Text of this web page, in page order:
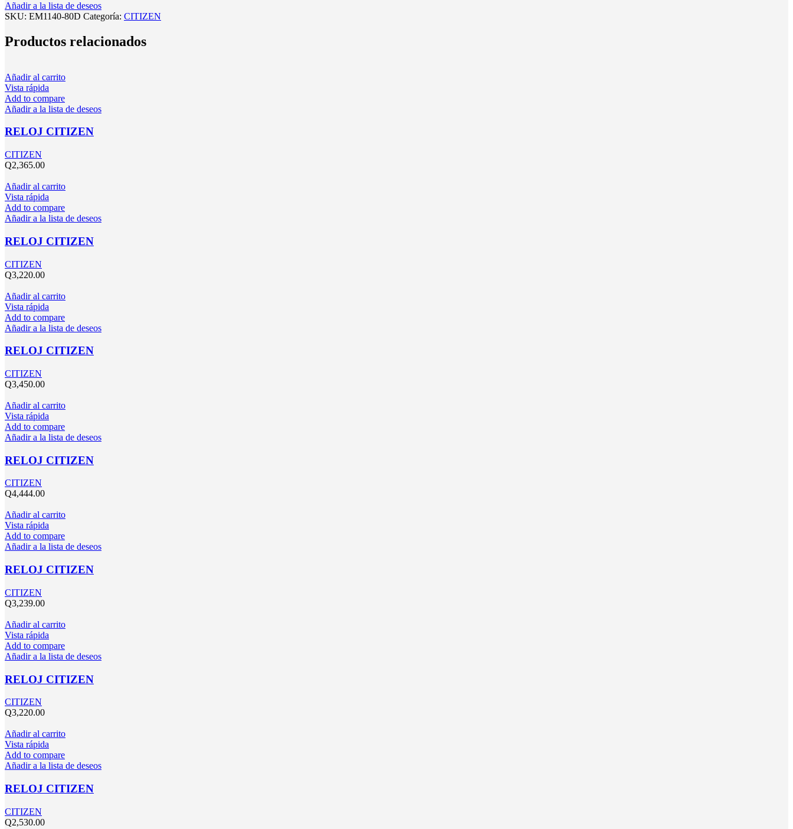
Añadir a la lista de deseos
SKU: EM1140-80D Categoría: CITIZEN
Productos relacionados
Añadir al carrito
Vista rápida
Add to compare
Añadir a la lista de deseos
RELOJ CITIZEN
CITIZEN
Q2,365.00
Añadir al carrito
Vista rápida
Add to compare
Añadir a la lista de deseos
RELOJ CITIZEN
CITIZEN
Q3,220.00
Añadir al carrito
Vista rápida
Add to compare
Añadir a la lista de deseos
RELOJ CITIZEN
CITIZEN
Q3,450.00
Añadir al carrito
Vista rápida
Add to compare
Añadir a la lista de deseos
RELOJ CITIZEN
CITIZEN
Q4,444.00
Añadir al carrito
Vista rápida
Add to compare
Añadir a la lista de deseos
RELOJ CITIZEN
CITIZEN
Q3,239.00
Añadir al carrito
Vista rápida
Add to compare
Añadir a la lista de deseos
RELOJ CITIZEN
CITIZEN
Q3,220.00
Añadir al carrito
Vista rápida
Add to compare
Añadir a la lista de deseos
RELOJ CITIZEN
CITIZEN
Q2,530.00